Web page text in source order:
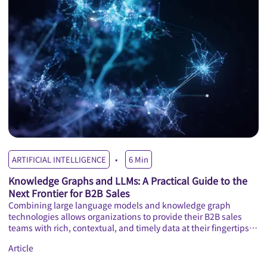
ARTIFICIAL INTELLIGENCE 6 Min
Knowledge Graphs and LLMs: A Practical Guide to the
Next Frontier for B2B Sales
Combining large language models and knowledge graph
technologies allows organizations to provide their B2B sales
teams with rich, contextual, and timely data at their fingertips
Article